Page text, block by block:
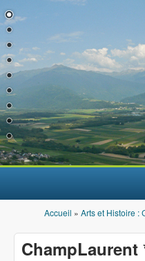
Vous êtes ici
Accueil » Arts et Histoire :
ChampLaurent